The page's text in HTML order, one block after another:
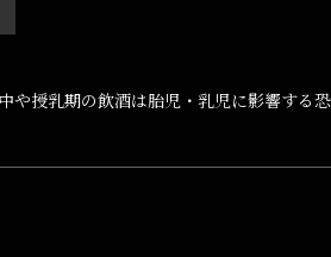
授乳期の飲酒は胎児・乳児に影響する恐